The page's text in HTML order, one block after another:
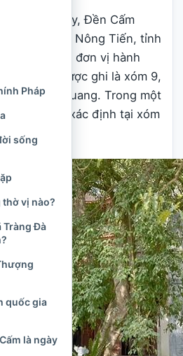
hiện nay, Đền Cấm
Đà, phường Nông Tiến, tỉnh
đợt sắp xếp đơn vị hành
điểm này được ghi là xóm 9,
Tuyên Quang. Trong một
còn được xác định tại xóm
Pháp
sống
thờ vị nào?
Tràng Đà
quốc gia
là ngày